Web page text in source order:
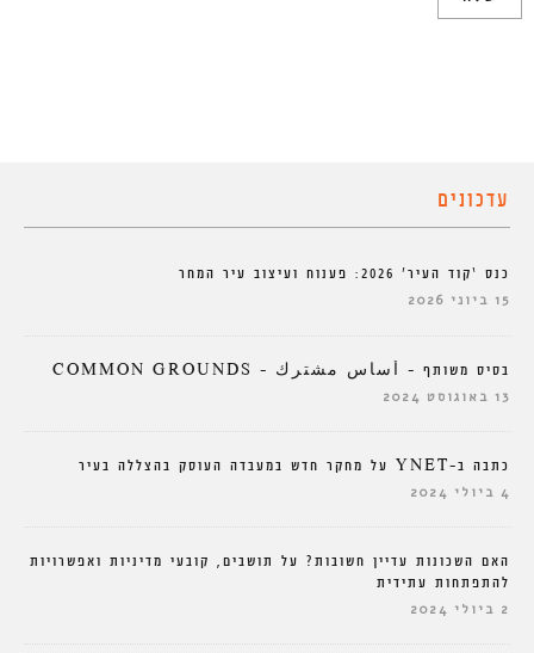
עדכונים
כנס ‘קוד העיר’ 2026: פענוח ועיצוב עיר המחר
15 ביוני 2026
בסיס משותף – أساس مشترك – COMMON GROUNDS
13 באוגוסט 2024
כתבה ב-YNET על מחקר חדש במעבדה העוסק בהצללה בעיר
4 ביולי 2024
האם השכונות עדיין חשובות? על תושבים, קובעי מדיניות ואפשרויות
להתפתחות עתידית
2 ביולי 2024